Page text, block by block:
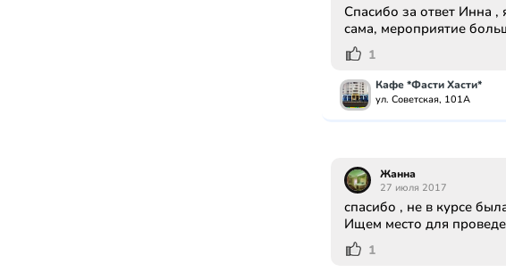
Спасибо за ответ Инна ,
сама, мероприятие
1
Кафе *Фасти Хасти*
ул. Советская, 101А
Жанна
27 июля 2017
спасибо , не в курсе
Ищем место для
1